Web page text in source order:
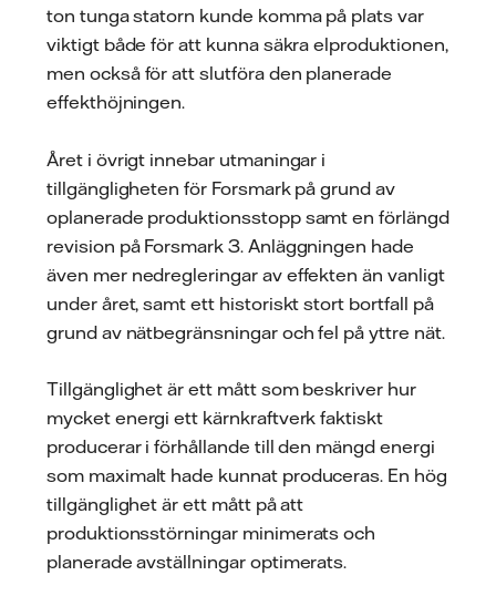
ton tunga statorn kunde komma på plats var
viktigt både för att kunna säkra elproduktionen,
men också för att slutföra den planerade
effekthöjningen.
Året i övrigt innebar utmaningar i
tillgängligheten för Forsmark på grund av
oplanerade produktionsstopp samt en förlängd
revision på Forsmark 3. Anläggningen hade
även mer nedregleringar av effekten än vanligt
under året, samt ett historiskt stort bortfall på
grund av nätbegränsningar och fel på yttre nät.
Tillgänglighet är ett mått som beskriver hur
mycket energi ett kärnkraftverk faktiskt
producerar i förhållande till den mängd energi
som maximalt hade kunnat produceras. En hög
tillgänglighet är ett mått på att
produktionsstörningar minimerats och
planerade avställningar optimerats.